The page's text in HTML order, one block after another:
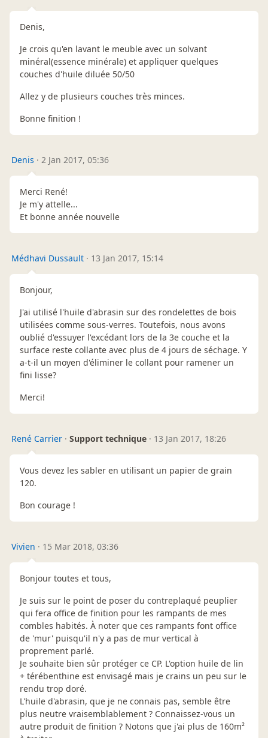
Denis,
Je crois qu'en lavant le meuble avec un solvant
minéral(essence minérale) et appliquer quelques
couches d'huile diluée 50/50
Allez y de plusieurs couches très minces.
Bonne finition !
Denis · 2 Jan 2017, 05:36
Merci René!
Je m'y attelle...
Et bonne année nouvelle
Médhavi Dussault · 13 Jan 2017, 15:14
Bonjour,
J'ai utilisé l'huile d'abrasin sur des rondelettes de bois
utilisées comme sous-verres. Toutefois, nous avons
oublié d'essuyer l'excédant lors de la 3e couche et la
surface reste collante avec plus de 4 jours de séchage. Y
a-t-il un moyen d'éliminer le collant pour ramener un
fini lisse?
Merci!
René Carrier · Support technique · 13 Jan 2017, 18:26
Vous devez les sabler en utilisant un papier de grain
120.
Bon courage !
Vivien · 15 Mar 2018, 03:36
Bonjour toutes et tous,
Je suis sur le point de poser du contreplaqué peuplier
qui fera office de finition pour les rampants de mes
combles habités. À noter que ces rampants font office
de 'mur' puisqu'il n'y a pas de mur vertical à
proprement parlé.
Je souhaite bien sûr protéger ce CP. L'option huile de lin
+ térébenthine est envisagé mais je crains un peu sur le
rendu trop doré.
L'huile d'abrasin, que je ne connais pas, semble être
plus neutre vraisemblablement ? Connaissez-vous un
autre produit de finition ? Notons que j'ai plus de 160m²